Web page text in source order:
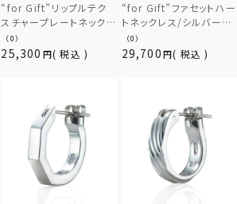
“for Gift”リップルテク
スチャープレートネックレ
ス/シルバー925
25,300 税込
（0）
“for Gift”ファセットハー
トネックレス/シルバー
925
29,700 税込
（0）